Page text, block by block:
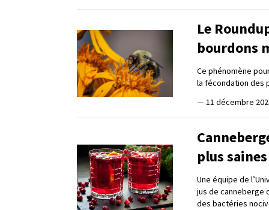
Le
bourdons
Ce phénomène
la fécondation des
— 11 décembre
plus saines
Une équipe de
jus de canneberge
des bactéries